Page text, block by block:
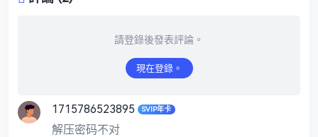
請登錄後發表評論。
現在登錄。
1715786523895 SVIP年卡
解压密码不对